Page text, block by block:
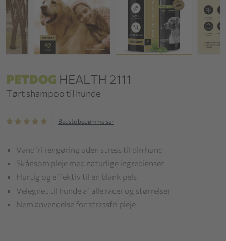
PETDOG HEALTH 2111
Tørt shampoo til hunde
Bedste bedømmelser
Vandfri rengøring uden stress til din hund
Skånsom pleje med naturlige ingredienser
Hurtig og effektiv til en blank pels
Velegnet til hunde af alle racer og størrelser
Nem anvendelse for stressfri pleje